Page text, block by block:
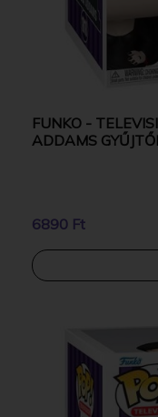
FUNKO -
ADDAMS
6890 Ft